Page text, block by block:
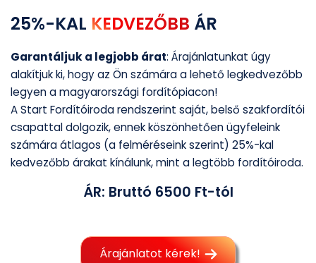
25%-KAL KEDVEZŐBB ÁR
Garantáljuk a legjobb árat: Árajánlatunkat úgy
alakítjuk ki, hogy az Ön számára a lehető legkedvezőbb
legyen a magyarországi fordítópiacon!
A Start Fordítóiroda rendszerint saját, belső szakfordítói
csapattal dolgozik, ennek köszönhetően ügyfeleink
számára átlagos (a felméréseink szerint) 25%-kal
kedvezőbb árakat kínálunk, mint a legtöbb fordítóiroda.
ÁR: Bruttó 6500 Ft-tól
Árajánlatot kérek!